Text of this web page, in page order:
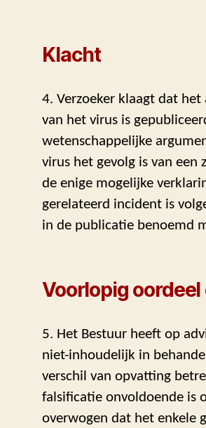
Klacht
4. Verzoeker klaagt dat
van het virus is
wetenschappelijke
virus het gevolg is van een
de enige mogelijke
gerelateerd incident is
in de publicatie benoemd
Voorlopig
5. Het Bestuur heeft op
niet-inhoudelijk in
verschil van opvatting
falsificatie onvoldoende is
overwogen dat het enkele